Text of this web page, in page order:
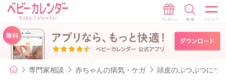
専門家相談 赤ちゃんの病気・ケガ 頭皮のぷつぷつにつ